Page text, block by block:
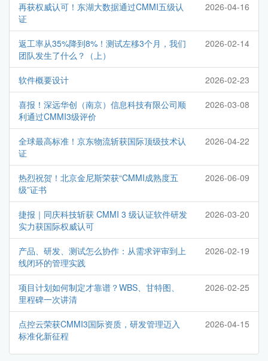
再获权威认可！东湖大数据通过CMMI五级认
证
2026-04-16
返工率从35%降到8%！测试左移3个月，我们
团队发生了什么？（上）
2026-02-14
软件概要设计 2026-02-23
喜报！深远华创（南京）信息科技有限公司顺
利通过CMMI3级评价
2026-03-08
全球最高标准！京东物流斩获国际顶级技术认
证
2026-04-22
热烈祝贺！北京金尼斯荣获“CMMI成熟度五
级”证书
2026-06-09
捷报｜同庆科技斩获 CMMI 3 级认证软件研发
实力获国际权威认可
2026-03-20
产品、研发、测试怎么协作：从需求评审到上
线闭环的管理实践
2026-02-19
项目计划如何制定才靠谱？WBS、甘特图、
里程碑一次讲清
2026-02-25
点控云荣获CMMI3国际资质，研发管理迈入
标准化新征程
2026-04-15